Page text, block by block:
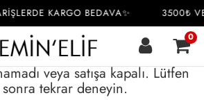
KARGO BEDAVA✨ 3500₺
0
veya satışa kapalı. Lütfen
tekrar deneyin.